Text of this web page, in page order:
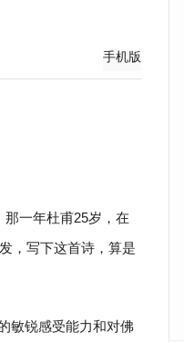
手机版
一年杜甫25岁，在
，写下这首诗，算是
敏锐感受能力和对佛